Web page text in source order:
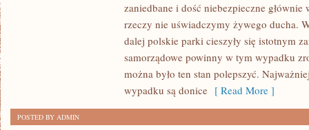
NADZWYCZAJ
PRZEWAŻAJĄCYM
NADPROGRAMEM
WYGLĄDZIE
zaniedbane i dość niebezpieczne
rzeczy nie uświadczymy żywego ducha.
dalej polskie parki cieszyły się istotnym
samorządowe powinny w tym wypadku
można było ten stan polepszyć.
wypadku są donice [ Read More ]
POSTED BY ADMIN